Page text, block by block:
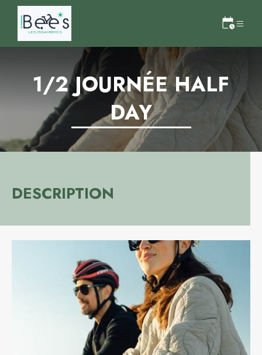
1/2 JOURNÉE HALF
DAY
DESCRIPTION